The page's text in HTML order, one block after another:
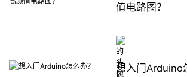
值电路图？
想入门Arduino